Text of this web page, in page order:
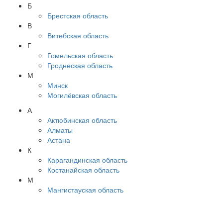
Б
Брестская область
В
Витебская область
Г
Гомельская область
Гроднеская область
М
Минск
Могилёвская область
А
Актюбинская область
Алматы
Астана
К
Карагандинская область
Костанайская область
М
Мангистауская область